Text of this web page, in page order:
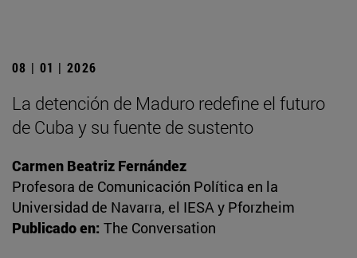
08 | 01 | 2026
La detención de Maduro redefine el futuro
de Cuba y su fuente de sustento
Carmen Beatriz Fernández
Profesora de Comunicación Política en la
Universidad de Navarra, el IESA y Pforzheim
Publicado en: The Conversation